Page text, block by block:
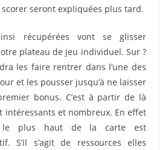
seront expliquées plus tard.
récupérées vont se glisser
plateau de jeu individuel. Sur ?
les faire rentrer dans l’une des
et les pousser jusqu’à ne laisser
bonus. C’est à partir de là
intéressants et nombreux. En effet
le plus haut de la carte est
S’il s’agit de ressources elles